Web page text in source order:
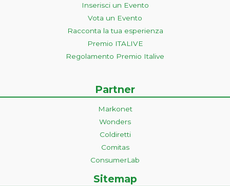
Inserisci un Evento
Vota un Evento
Racconta la tua esperienza
Premio ITALIVE
Regolamento Premio Italive
Partner
Markonet
Wonders
Coldiretti
Comitas
ConsumerLab
Sitemap